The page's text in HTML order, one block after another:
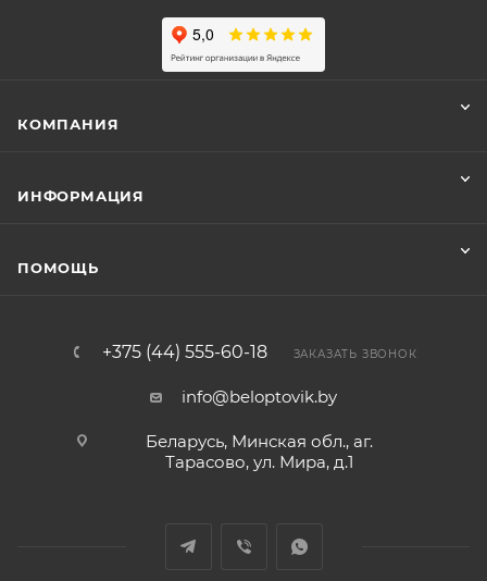
КОМПАНИЯ
ИНФОРМАЦИЯ
ПОМОЩЬ
+375 (44) 555-60-18 ЗАКАЗАТЬ ЗВОНОК
info@beloptovik.by
Беларусь, Минская обл., аг.
Тарасово, ул. Мира, д.1